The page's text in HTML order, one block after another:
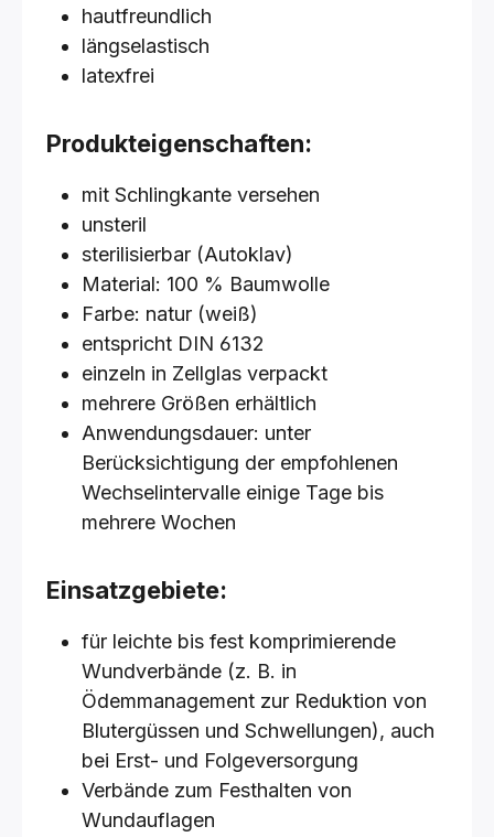
hautfreundlich
längselastisch
latexfrei
Produkteigenschaften:
mit Schlingkante versehen
unsteril
sterilisierbar (Autoklav)
Material: 100 % Baumwolle
Farbe: natur (weiß)
entspricht DIN 6132
einzeln in Zellglas verpackt
mehrere Größen erhältlich
Anwendungsdauer: unter
Berücksichtigung der empfohlenen
Wechselintervalle einige Tage bis
mehrere Wochen
Einsatzgebiete:
für leichte bis fest komprimierende
Wundverbände (z. B. in
Ödemmanagement zur Reduktion von
Blutergüssen und Schwellungen), auch
bei Erst- und Folgeversorgung
Verbände zum Festhalten von
Wundauflagen